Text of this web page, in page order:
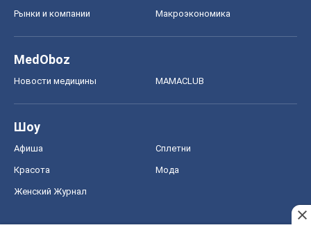
Рынки и компании Mакроэкономика
MedOboz
Новости медицины MAMACLUB
Шоу
Афиша Сплетни
Красота Мода
Женский Журнал